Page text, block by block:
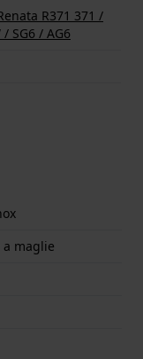
R371 371 /
/ SG6 / AG6
a maglie